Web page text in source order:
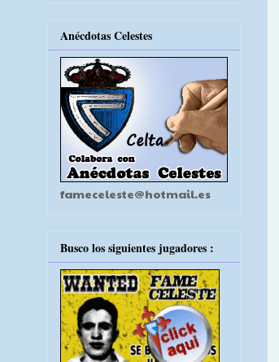
Anécdotas Celestes
fameceleste@hotmail.es
Busco los siguientes jugadores :